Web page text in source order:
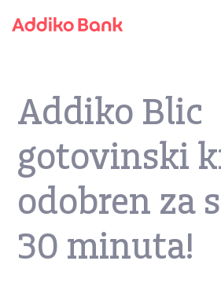
Addiko Blic
gotovinski
odobren za
30 minuta!